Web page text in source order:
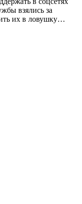
взялись за
их в ловушку…